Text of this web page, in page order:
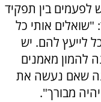
לפעמים בין תפקיד
אותי כל
לייעץ להם. יש
להמון מאמנים
שאם נעשה את
מבורך".